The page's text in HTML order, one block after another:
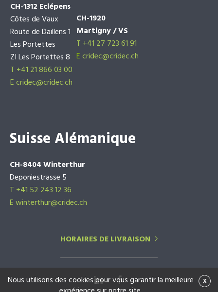
CH-1312 Eclépens
Côtes de Vaux
Route de Daillens 1
Les Portettes
ZI Les Portettes 8
T +41 21 866 03 00
Ecridec@cridec.ch
CH-1920
Martigny / VS
T +41 27 723 61 91
Ecridec@cridec.ch
Suisse Alémanique
CH-8404 Winterthur
Deponiestrasse 5
T +41 52 243 12 36
E winterthur@cridec.ch
HORAIRES DE LIVRAISON
x
Nous utilisons des cookies pour vous garantir la meilleure